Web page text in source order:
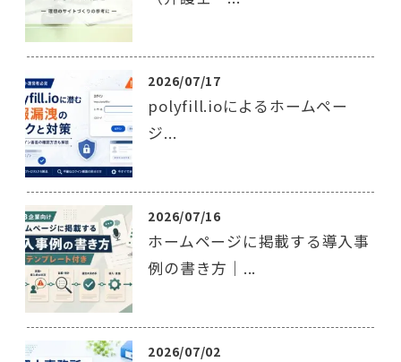
2026/07/17
polyfill.ioによるホームペー
ジ...
2026/07/16
ホームページに掲載する導入事
例の書き方｜...
2026/07/02